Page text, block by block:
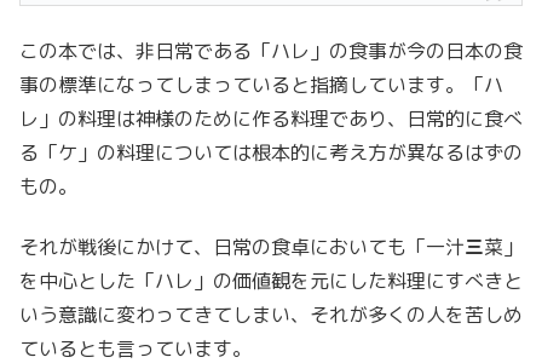
この本では、非日常である「ハレ」の食事が今の日本の食
事の標準になってしまっていると指摘しています。「ハ
レ」の料理は神様のために作る料理であり、日常的に食べ
る「ケ」の料理については根本的に考え方が異なるはずの
もの。
それが戦後にかけて、日常の食卓においても「一汁三菜」
を中心とした「ハレ」の価値観を元にした料理にすべきと
いう意識に変わってきてしまい、それが多くの人を苦しめ
ているとも言っています。